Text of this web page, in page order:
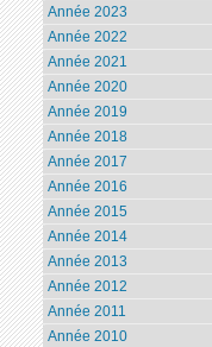
Année 2023
Année 2022
Année 2021
Année 2020
Année 2019
Année 2018
Année 2017
Année 2016
Année 2015
Année 2014
Année 2013
Année 2012
Année 2011
Année 2010